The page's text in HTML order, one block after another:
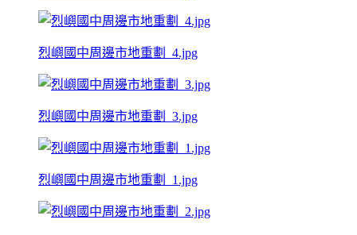
烈嶼國中周邊市地重劃_4.jpg
烈嶼國中周邊市地重劃_3.jpg
烈嶼國中周邊市地重劃_1.jpg